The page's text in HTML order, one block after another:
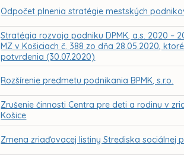
Odpočet plnenia stratégie mestských
Stratégia rozvoja podniku DPMK, a.s. 2020 –
MZ v Košiciach č. 388 zo dňa 28.05.2020,
potvrdenia (30.07.2020)
Rozšírenie predmetu podnikania BPMK, s.r.o.
Zrušenie činnosti Centra pre deti a rodinu v
Košice
Zmena zriaďovacej listiny Strediska sociálnej